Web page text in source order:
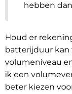
hebben
Houd er
batterijduur kan
volumeniveau
ik een
beter kiezen